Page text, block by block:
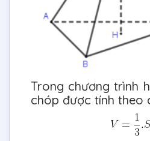
Trong chương trình
chóp được tính theo